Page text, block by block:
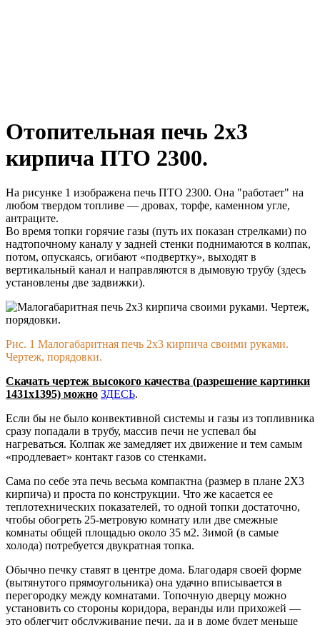
Отопительная печь 2х3
кирпича ПТО 2300.
На рисунке 1 изображена печь ПТО 2300. Она "работает" на
любом твердом топливе — дровах, торфе, каменном угле,
антраците.
Во время топки горячие газы (путь их показан стрелками) по
надтопочному каналу у задней стенки поднимаются в колпак,
потом, опускаясь, огибают «подвертку», выходят в
вертикальный канал и направляются в дымовую трубу (здесь
установлены две задвижки).
Рис. 1 Малогабаритная печь 2х3 кирпича своими руками.
Чертеж, порядовки.
Скачать чертеж высокого качества (разрешение картинки
1431х1395) можно ЗДЕСЬ.
Если бы не было конвективной системы и газы из топливника
сразу попадали в трубу, массив печи не успевал бы
нагреваться. Колпак же замедляет их движение и тем самым
«продлевает» контакт газов со стенками.
Сама по себе эта печь весьма компактна (размер в плане 2X3
кирпича) и проста по конструкции. Что же касается ее
теплотехнических показателей, то одной топки достаточно,
чтобы обогреть 25-метровую комнату или две смежные
комнаты общей площадью около 35 м2. Зимой (в самые
холода) потребуется двукратная топка.
Обычно печку ставят в центре дома. Благодаря своей форме
(вытянутого прямоугольника) она удачно вписывается в
перегородку между комнатами. Топочную дверцу можно
установить со стороны коридора, веранды или прихожей —
это облегчит обслуживание печи, да и в доме будет меньше